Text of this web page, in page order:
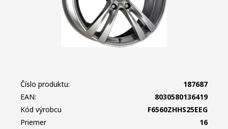
Číslo produktu:
187687
EAN:
8030580136419
Kód výrobcu
F6560ZHHS25EEG
Priemer
16